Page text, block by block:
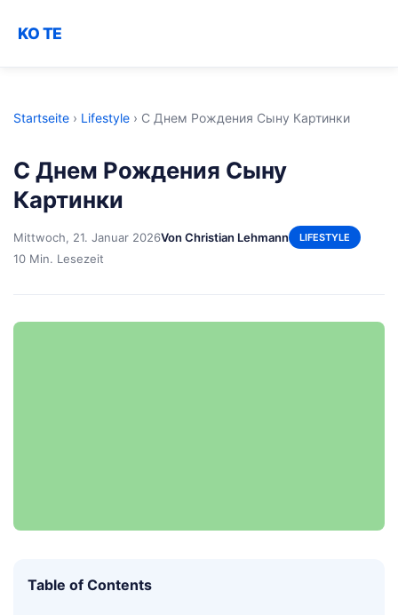
KO TE
Startseite › Lifestyle › С Днем Рождения Сыну Картинки
С Днем Рождения Сыну
Картинки
Mittwoch, 21. Januar 2026Von Christian Lehmann LIFESTYLE
10 Min. Lesezeit
Table of Contents